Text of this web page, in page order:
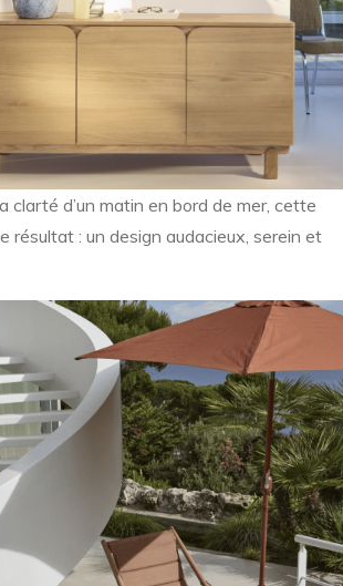
clarté d’un matin en bord de mer, cette
résultat : un design audacieux, serein et